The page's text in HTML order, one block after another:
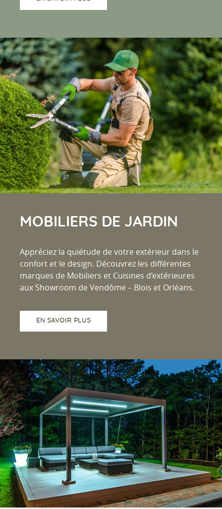
MOBILIERS DE JARDIN
Appréciez la quiétude de votre extérieur dans le
confort et le design. Découvrez les différentes
marques de Mobiliers et Cuisines d’extérieures
aux Showroom de Vendôme – Blois et Orléans.
EN SAVOIR PLUS